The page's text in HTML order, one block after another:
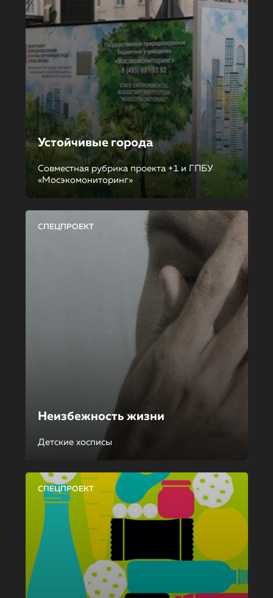
Устойчивые города
Совместная рубрика проекта +1 и ГПБУ
«Мосэкомониторинг»
СПЕЦПРОЕКТ
Неизбежность жизни
Детские хосписы
СПЕЦПРОЕКТ